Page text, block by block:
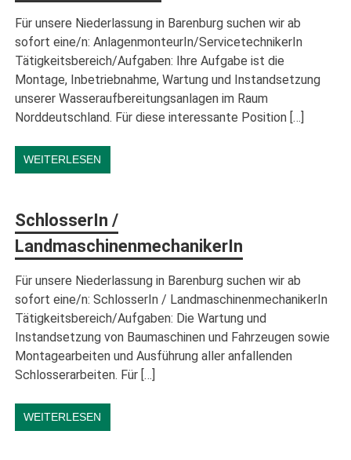
Für unsere Niederlassung in Barenburg suchen wir ab
sofort eine/n: AnlagenmonteurIn/ServicetechnikerIn
Tätigkeitsbereich/Aufgaben: Ihre Aufgabe ist die
Montage, Inbetriebnahme, Wartung und Instandsetzung
unserer Wasseraufbereitungsanlagen im Raum
Norddeutschland. Für diese interessante Position […]
WEITERLESEN
SchlosserIn /
LandmaschinenmechanikerIn
Für unsere Niederlassung in Barenburg suchen wir ab
sofort eine/n: SchlosserIn / LandmaschinenmechanikerIn
Tätigkeitsbereich/Aufgaben: Die Wartung und
Instandsetzung von Baumaschinen und Fahrzeugen sowie
Montagearbeiten und Ausführung aller anfallenden
Schlosserarbeiten. Für […]
WEITERLESEN